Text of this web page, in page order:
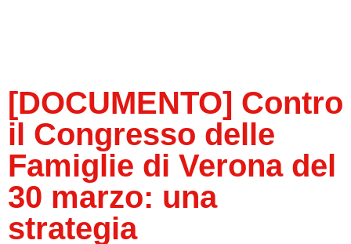
[DOCUMENTO] Contro
il Congresso delle
Famiglie di Verona del
30 marzo: una
strategia